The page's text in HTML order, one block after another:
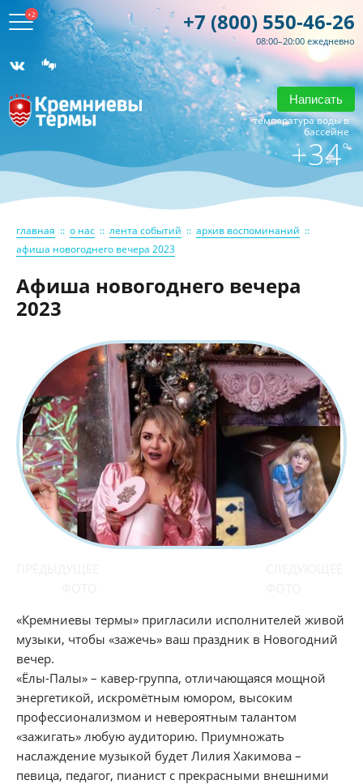
+2 +7 (800) 550-46-26
08:00–20:00 ежедневно
Написать
температура воды в
бассейне
+34°
главная :: о нас :: лента событий :: архив воспоминаний ::
афиша новогоднего вечера 2023
Афиша новогоднего вечера
2023
«Кремниевы термы» пригласили исполнителей живой
музыки, чтобы «зажечь» ваш праздник в Новогодний
вечер.
«Ёлы-Палы» – кавер-группа, отличающаяся мощной
энергетикой, искромётным юмором, высоким
профессионализмом и невероятным талантом
«зажигать» любую аудиторию. Приумножать
наслаждение музыкой будет Лилия Хакимова –
певица, педагог, пианист с прекрасными внешними